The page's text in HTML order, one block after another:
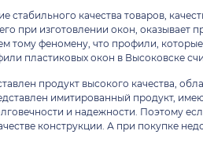
качества товаров,
при изготовлении окон, оказывает
тому феномену, что профили,
пластиковых окон в Высоковске
продукт высокого качества,
имитированный продукт,
и надежности. Поэтому
конструкции. А при покупке